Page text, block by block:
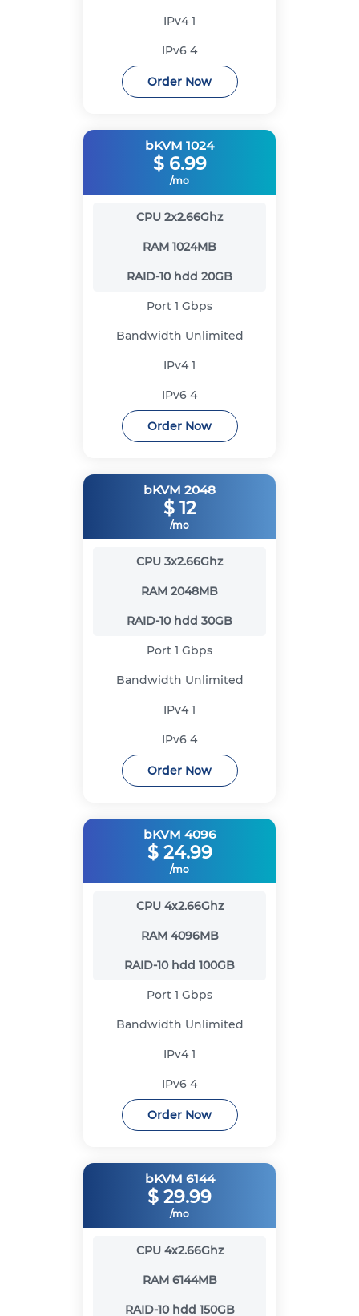
IPv41
IPv6 4
Order Now
bKVM 1024
$ 6.99
/mo
CPU 2x2.66Ghz
RAM 1024MB
RAID-10 hdd 20GB
Port 1 Gbps
Bandwidth Unlimited
IPv41
IPv6 4
Order Now
bKVM 2048
$ 12
/mo
CPU 3x2.66Ghz
RAM 2048MB
RAID-10 hdd 30GB
Port 1 Gbps
Bandwidth Unlimited
IPv41
IPv6 4
Order Now
bKVM 4096
$ 24.99
/mo
CPU 4x2.66Ghz
RAM 4096MB
RAID-10 hdd 100GB
Port 1 Gbps
Bandwidth Unlimited
IPv41
IPv6 4
Order Now
bKVM 6144
$ 29.99
/mo
CPU 4x2.66Ghz
RAM 6144MB
RAID-10 hdd 150GB